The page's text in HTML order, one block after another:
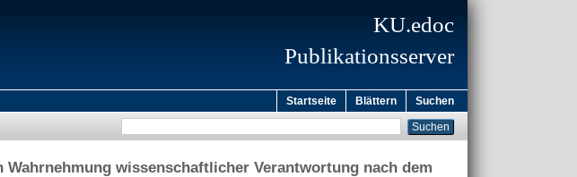
KU.edoc
Publikationsserver
Startseite Blättern Suchen
wissenschaftlicher Verantwortung nach dem